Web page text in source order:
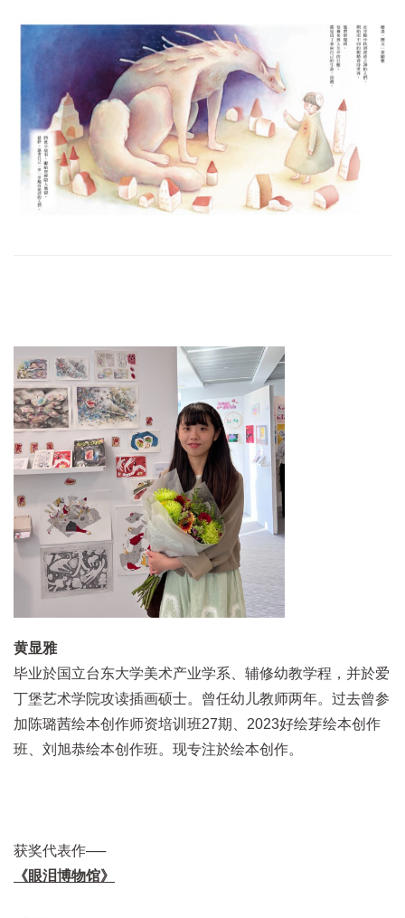
黄显雅
毕业於国立台东大学美术产业学系、辅修幼教学程，并於爱
丁堡艺术学院攻读插画硕士。曾任幼儿教师两年。过去曾参
加陈璐茜绘本创作师资培训班27期、2023好绘芽绘本创作
班、刘旭恭绘本创作班。现专注於绘本创作。
获奖代表作──
《眼泪博物馆》